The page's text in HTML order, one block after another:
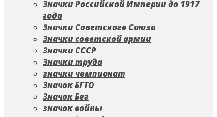
Значки Российской Империи до 1917
года
Значки Советского Союза
Значки советской армии
Значки СССР
Значки труда
значки чемпионат
Значок БГТО
Значок Бег
значок войны